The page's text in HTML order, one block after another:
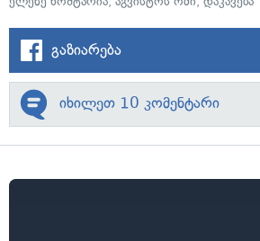
გაზიარება
იხილეთ 10 კომენტარი